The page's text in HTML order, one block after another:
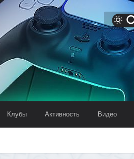
Клубы Активность Видео